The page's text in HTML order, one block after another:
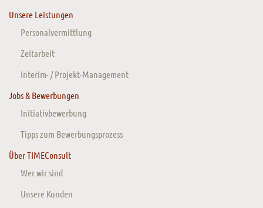
Unsere Leistungen
Personalvermittlung
Zeitarbeit
Interim- / Projekt-Management
Jobs & Bewerbungen
Initiativbewerbung
Tipps zum Bewerbungsprozess
Über TIMEConsult
Wer wir sind
Unsere Kunden